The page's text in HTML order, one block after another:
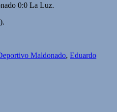
0:0 La Luz.
Maldonado, Eduardo